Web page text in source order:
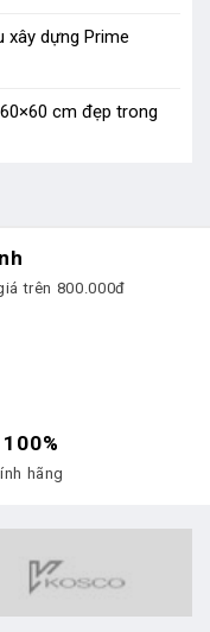
xây dựng Prime
cm đẹp trong
trên 800.000đ
hãng